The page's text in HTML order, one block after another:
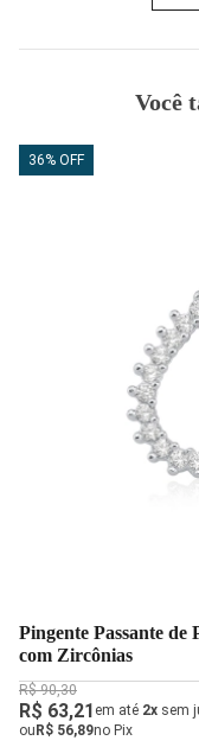
Você
36% OFF
Pingente Passante de
com Zircônias
R$ 90,30
R$ 63,21 em até 2x sem
ouR$ 56,89no Pix